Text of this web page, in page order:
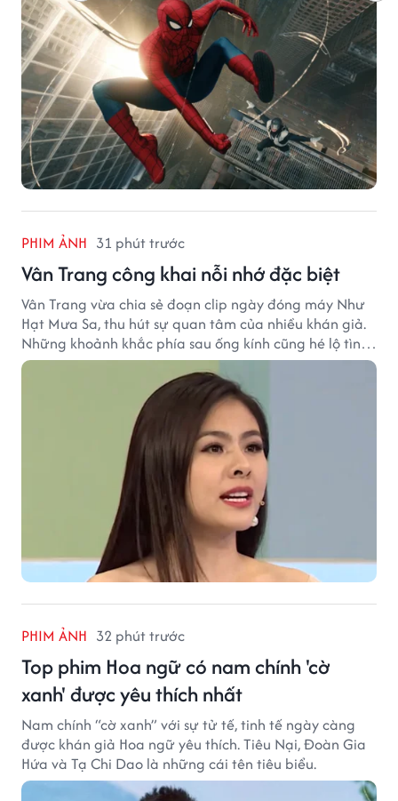
PHIM ẢNH 31 phút trước
Vân Trang công khai nỗi nhớ đặc biệt
Vân Trang vừa chia sẻ đoạn clip ngày đóng máy Như
Hạt Mưa Sa, thu hút sự quan tâm của nhiều khán giả.
Những khoảnh khắc phía sau ống kính cũng hé lộ tình
cảm đặc biệt mà nữ diễn viên dành cho ê-kíp bộ phim.
PHIM ẢNH 32 phút trước
Top phim Hoa ngữ có nam chính 'cờ
xanh' được yêu thích nhất
Nam chính “cờ xanh” với sự tử tế, tinh tế ngày càng
được khán giả Hoa ngữ yêu thích. Tiêu Nại, Đoàn Gia
Hứa và Tạ Chi Dao là những cái tên tiêu biểu.